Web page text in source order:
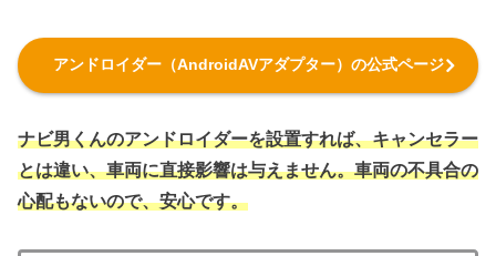
アンドロイダー（AndroidAVアダプター）の公式ページ
ナビ男くんのアンドロイダーを設置すれば、キャンセラー
とは違い、車両に直接影響は与えません。車両の不具合の
心配もないので、安心です。